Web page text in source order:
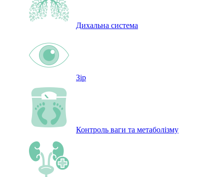
Дихальна система
Зір
Контроль ваги та метаболізму